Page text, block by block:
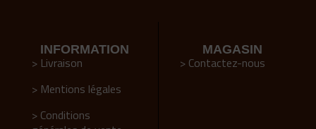
INFORMATION
> Livraison
> Mentions légales
> Conditions
MAGASIN
> Contactez-nous